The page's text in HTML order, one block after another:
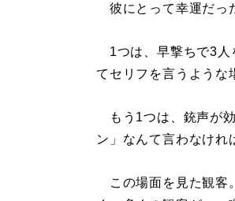
彼にとって幸運だっ
1つは、早撃ちで3人
てセリフを言うような
もう1つは、銃声が
ン」なんて言わなけれ
この場面を見た観客